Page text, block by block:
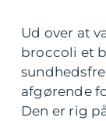
Ud over at
broccoli et
afgørende
Den er rig